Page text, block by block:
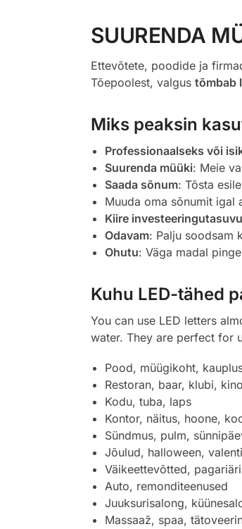
SUURENDA
Ettevõtete, poodide ja
Tõepoolest, valgus tõmbab
Miks peaksin
Professionaalseks või
Suurenda müüki: Meie
Saada sõnum: Tõsta
Muuda oma sõnumit igal
Kiire
Odavam: Palju soodsam
Ohutu: Väga madal
Kuhu LED-tähed
You can use LED letters
water. They are perfect for
Pood, müügikoht,
Restoran, baar, klubi,
Kodu, tuba, laps
Kontor, näitus, hoone,
Sündmus, pulm,
Jõulud, halloween,
Väikeettevõtted,
Auto, remonditeenused
Juuksurisalong,
Massaaž, spaa,